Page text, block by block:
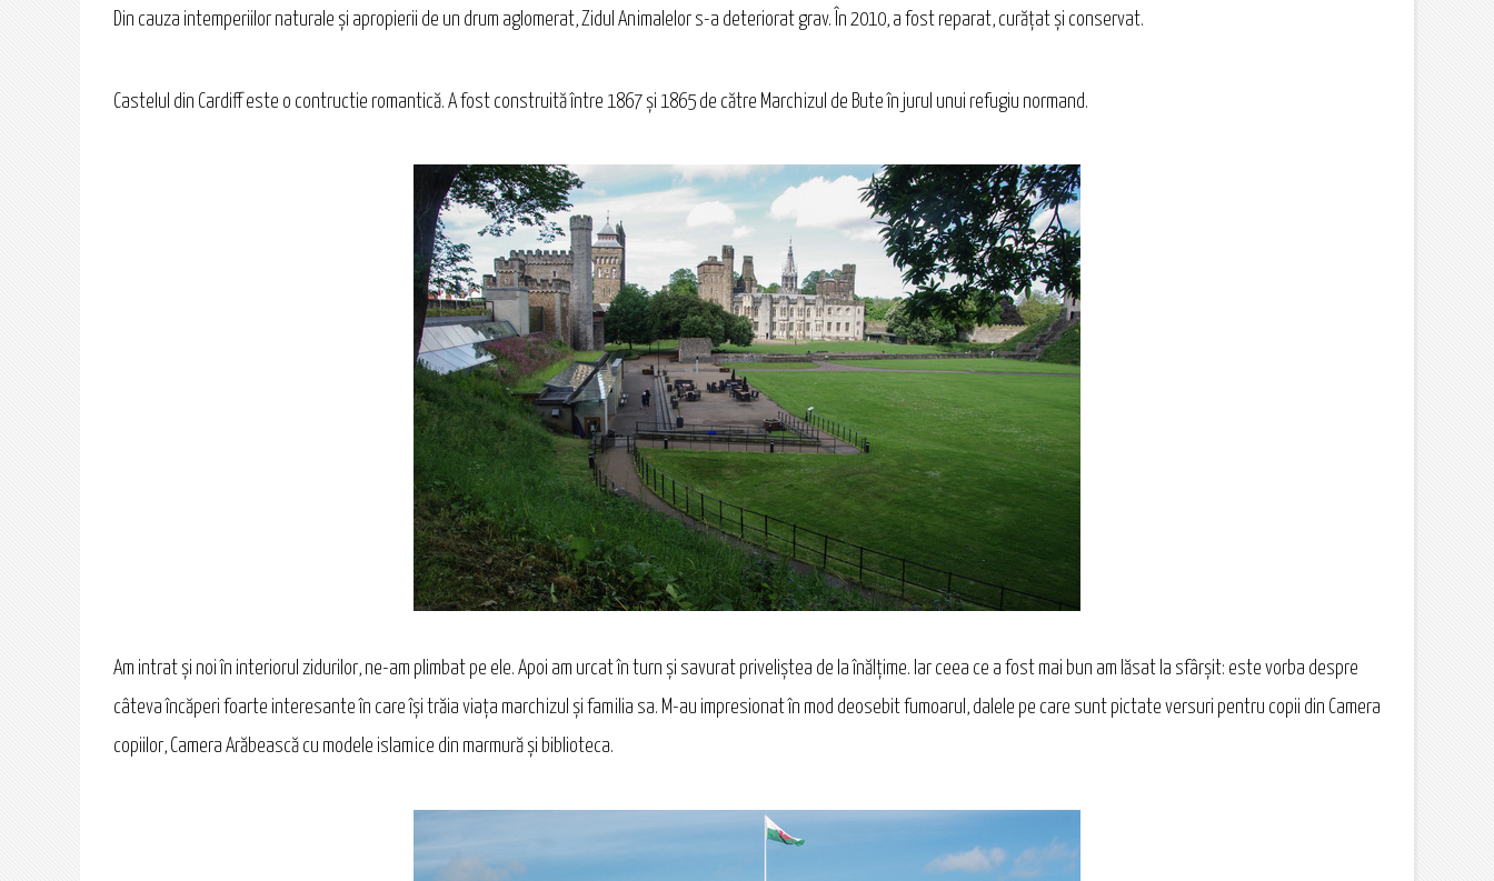
Din cauza intemperiilor naturale și apropierii de un drum aglomerat, Zidul Animalelor s-a deteriorat grav. În 2010, a fost reparat, curățat și conservat.
Castelul din Cardiff este o contructie romantică. A fost construită între 1867 şi 1865 de către Marchizul de Bute în jurul unui refugiu normand.
Am intrat şi noi în interiorul zidurilor, ne-am plimbat pe ele. Apoi am urcat în turn şi savurat priveliştea de la înălţime. Iar ceea ce a fost mai bun am lăsat la sfârşit: este vorba despre
câteva încăperi foarte interesante în care îşi trăia viaţa marchizul şi familia sa. M-au impresionat în mod deosebit fumoarul, dalele pe care sunt pictate versuri pentru copii din Camera
copiilor, Camera Arăbească cu modele islamice din marmură şi biblioteca.